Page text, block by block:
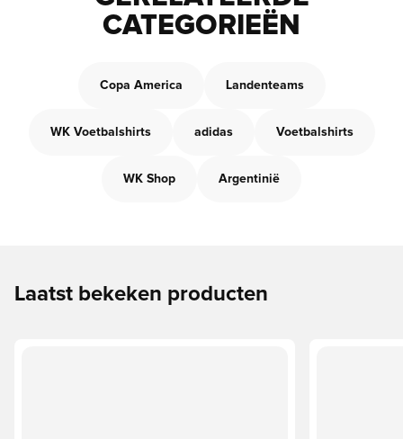
CATEGORIEËN
Copa America Landenteams
WK Voetbalshirts adidas Voetbalshirts
WK Shop Argentinië
Laatst bekeken producten